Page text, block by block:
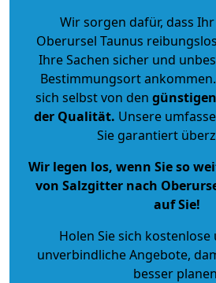
Wir sorgen dafür, dass
Oberursel Taunus
Ihre Sachen sicher und
Bestimmungsort
sich selbst von den
der Qualität. Unsere
Sie garantiert
Wir legen los, wenn Sie so
von Salzgitter nach
auf Sie!
Holen Sie sich
unverbindliche Angebote,
besser